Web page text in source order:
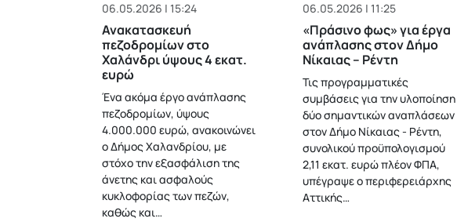
06.05.2026 | 15:24
Ανακατασκευή
πεζοδρομίων στο
Χαλάνδρι ύψους 4 εκατ.
ευρώ
Ένα ακόμα έργο ανάπλασης
πεζοδρομίων, ύψους
4.000.000 ευρώ, ανακοινώνει
ο Δήμος Χαλανδρίου, με
στόχο την εξασφάλιση της
άνετης και ασφαλούς
κυκλοφορίας των πεζών,
καθώς και…
06.05.2026 | 11:25
«Πράσινο φως» για έργα
ανάπλασης στον Δήμο
Νίκαιας – Ρέντη
Τις προγραμματικές
συμβάσεις για την υλοποίηση
δύο σημαντικών αναπλάσεων
στον Δήμο Νίκαιας - Ρέντη,
συνολικού προϋπολογισμού
2,11 εκατ. ευρώ πλέον ΦΠΑ,
υπέγραψε ο περιφερειάρχης
Αττικής…